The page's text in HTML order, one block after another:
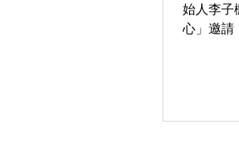
始人李子
心」邀請